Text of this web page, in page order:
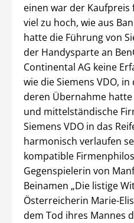
einen war der Kaufpreis
viel zu hoch, wie aus
hatte die Führung von
der Handysparte an
Continental AG keine
wie die Siemens VDO,
deren Übernahme
und mittelständische
Siemens VDO in das
harmonisch verlaufen
kompatible
Gegenspielerin von
Beinamen „Die listige
Österreicherin Marie-
dem Tod ihres Mannes